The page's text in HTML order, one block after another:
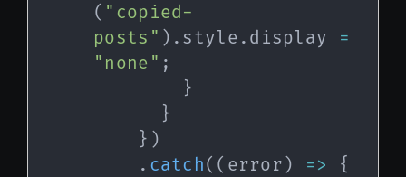
( "copied-
posts" ) . style . display
=
"none" ;
}
}
} )
. catch( ( error ) => {